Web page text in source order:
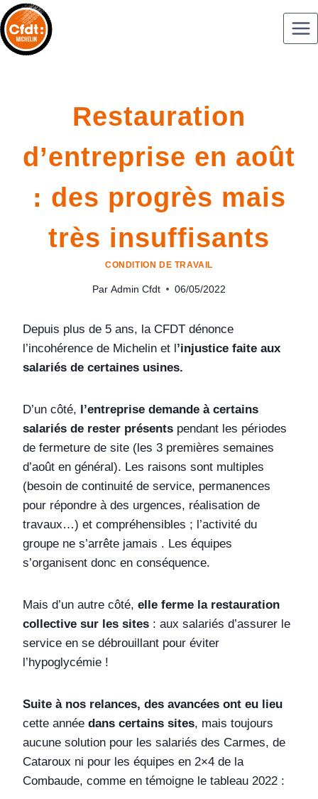
Restauration
d’entreprise en août
: des progrès mais
très insuffisants
CONDITION DE TRAVAIL
Par Admin Cfdt 06/05/2022
Depuis plus de 5 ans, la CFDT dénonce
l’incohérence de Michelin et l’injustice faite aux
salariés de certaines usines.
D’un côté, l’entreprise demande à certains
salariés de rester présents pendant les périodes
de fermeture de site (les 3 premières semaines
d’août en général). Les raisons sont multiples
(besoin de continuité de service, permanences
pour répondre à des urgences, réalisation de
travaux…) et compréhensibles ; l’activité du
groupe ne s’arrête jamais . Les équipes
s’organisent donc en conséquence.
Mais d’un autre côté, elle ferme la restauration
collective sur les sites : aux salariés d’assurer le
service en se débrouillant pour éviter
l’hypoglycémie !
Suite à nos relances, des avancées ont eu lieu
cette année dans certains sites, mais toujours
aucune solution pour les salariés des Carmes, de
Cataroux ni pour les équipes en 2×4 de la
Combaude, comme en témoigne le tableau 2022 :